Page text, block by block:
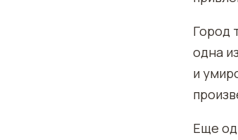
Город
одна
и
Еще